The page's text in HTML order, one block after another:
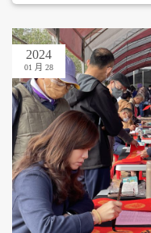
2024
01 月 28